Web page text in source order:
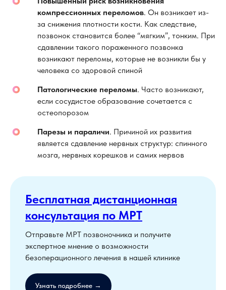
компрессионных переломов. Он возникает из-
за снижения плотности кости. Как следствие,
позвонок становится более “мягким”, тонким. При
сдавлении такого пораженного позвонка
возникают переломы, которые не возникли бы у
человека со здоровой спиной
Патологические переломы. Часто возникают,
если сосудистое образование сочетается с
остеопорозом
Парезы и параличи. Причиной их развития
является сдавление нервных структур: спинного
мозга, нервных корешков и самих нервов
Бесплатная дистанционная
консультация по МРТ
Отправьте МРТ позвоночника и получите
экспертное мнение о возможности
безоперационного лечения в нашей клинике
Узнать подробнее →